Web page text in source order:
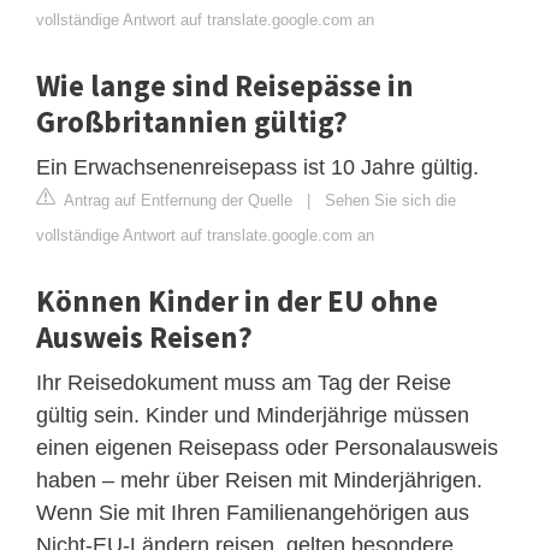
vollständige Antwort auf translate.google.com an
Wie lange sind Reisepässe in
Großbritannien gültig?
Ein Erwachsenenreisepass ist 10 Jahre gültig.
Antrag auf Entfernung der Quelle | Sehen Sie sich die
vollständige Antwort auf translate.google.com an
Können Kinder in der EU ohne
Ausweis Reisen?
Ihr Reisedokument muss am Tag der Reise
gültig sein. Kinder und Minderjährige müssen
einen eigenen Reisepass oder Personalausweis
haben – mehr über Reisen mit Minderjährigen.
Wenn Sie mit Ihren Familienangehörigen aus
Nicht-EU-Ländern reisen, gelten besondere